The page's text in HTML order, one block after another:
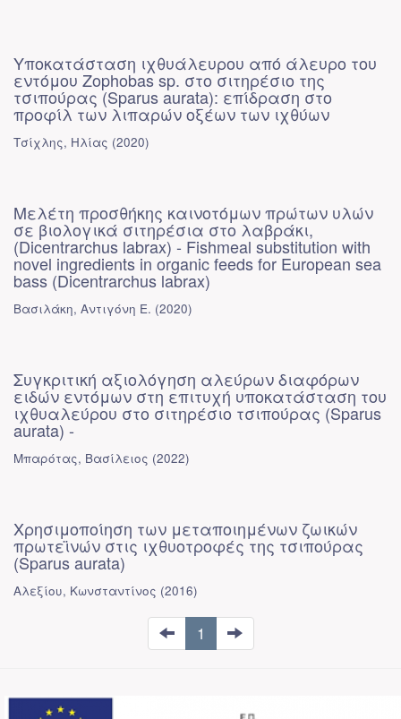
Υποκατάσταση ιχθυάλευρου από άλευρο του
εντόμου Zophobas sp. στο σιτηρέσιο της
τσιπούρας (Sparus aurata): επίδραση στο
προφίλ των λιπαρών οξέων των ιχθύων
Τσίχλης, Ηλίας (2020)
Μελέτη προσθήκης καινοτόμων πρώτων υλών
σε βιολογικά σιτηρέσια στο λαβράκι,
(Dicentrarchus labrax) - Fishmeal substitution with
novel ingredients in organic feeds for European sea
bass (Dicentrarchus labrax)
Βασιλάκη, Αντιγόνη Ε. (2020)
Συγκριτική αξιολόγηση αλεύρων διαφόρων
ειδών εντόμων στη επιτυχή υποκατάσταση του
ιχθυαλεύρου στο σιτηρέσιο τσιπούρας (Sparus
aurata) -
Μπαρότας, Βασίλειος (2022)
Χρησιμοποίηση των μεταποιημένων ζωικών
πρωτεϊνών στις ιχθυοτροφές της τσιπούρας
(Sparus aurata)
Αλεξίου, Κωνσταντίνος (2016)
1